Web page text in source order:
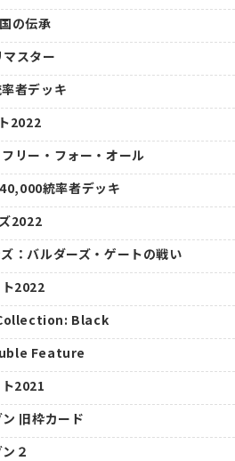
の伝承
マスター
者デッキ
2022
リー・フォー・オール
統率者デッキ
2022
：バルダーズ・ゲートの戦い
2022
Black
Feature
2021
ン 旧枠カード
２